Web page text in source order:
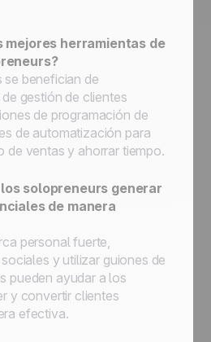
mejores herramientas de
se benefician de
gestión de clientes
de programación de
de automatización para
de ventas y ahorrar tiempo.
solopreneurs generar
de manera
personal fuerte,
y utilizar guiones de
pueden ayudar a los
y convertir clientes
efectiva.